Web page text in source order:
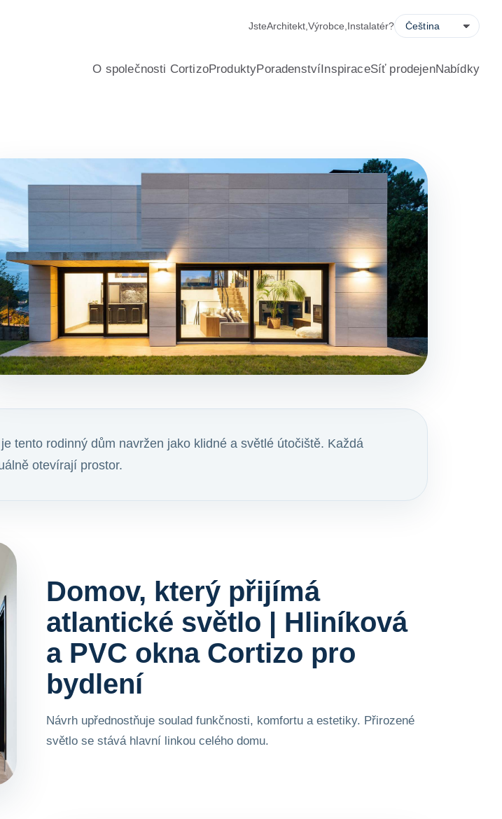
kalkulačkou energetických úspor, žádostí o nabídku a vyhledávačem prodejen.
JsteArchitekt Výrobce Instalatér?
O společnosti CortizoProduktyPoradenstvíInspiraceSíť prodejenNabídky
tento rodinný dům navržen jako klidné a světlé útočiště. Každá
otevírají prostor.
Domov, který přijímá
atlantické světlo | Hliníková
a PVC okna Cortizo pro
bydlení
Návrh upřednostňuje soulad funkčnosti, komfortu a estetiky. Přirozené
světlo se stává hlavní linkou celého domu.